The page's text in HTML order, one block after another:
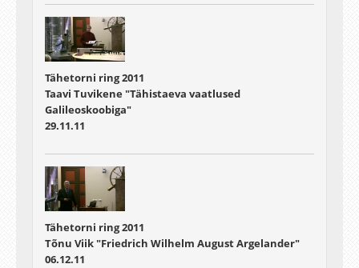
Tähetorni ring 2011
Taavi Tuvikene "Tähistaeva vaatlused
Galileoskoobiga"
29.11.11
Tähetorni ring 2011
Tõnu Viik "Friedrich Wilhelm August Argelander"
06.12.11